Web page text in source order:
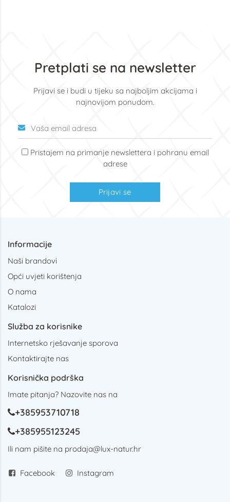
Pretplati se na newsletter
Prijavi se i budi u tijeku sa najboljim akcijama i
najnovijom ponudom.
Pristajem na primanje newslettera i pohranu email
adrese
Prijavi se
Informacije
Naši brandovi
Opći uvjeti korištenja
O nama
Katalozi
Služba za korisnike
Internetsko rješavanje sporova
Kontaktirajte nas
Korisnička podrška
Imate pitanja? Nazovite nas na
+385953710718
+385955123245
Ili nam pišite na prodaja@lux-natur.hr
Facebook Instagram